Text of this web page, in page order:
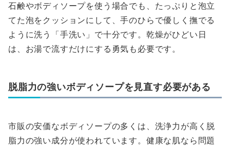
石鹸やボディソープを使う場合でも、たっぷりと泡立
てた泡をクッションにして、手のひらで優しく撫でる
ように洗う「手洗い」で十分です。乾燥がひどい日
は、お湯で流すだけにする勇気も必要です。
脱脂力の強いボディソープを見直す必要がある
市販の安価なボディソープの多くは、洗浄力が高く脱
脂力の強い成分が使われています。健康な肌なら問題